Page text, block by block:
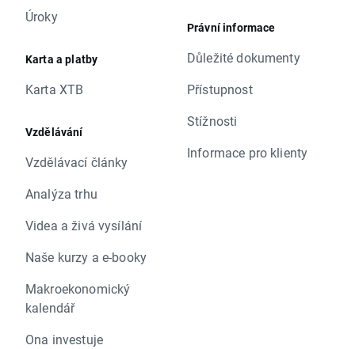
Úroky
Karta a platby
Karta XTB
Vzdělávání
Vzdělávací články
Analýza trhu
Videa a živá vysílání
Naše kurzy a e-booky
Makroekonomický
kalendář
Ona investuje
Právní informace
Důležité dokumenty
Přístupnost
Stížnosti
Informace pro klienty